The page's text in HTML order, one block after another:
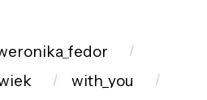
with_you